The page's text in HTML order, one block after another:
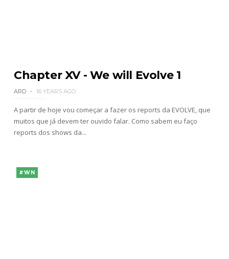
Chapter XV - We will Evolve 1
ARD 16 YEARS AGO
A partir de hoje vou começar a fazer os reports da EVOLVE, que
muitos que já devem ter ouvido falar. Como sabem eu faço
reports dos shows da...
#WN